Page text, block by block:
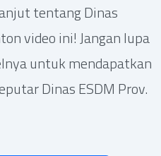
tentang Dinas
video ini! Jangan lupa
untuk mendapatkan
Dinas ESDM Prov.